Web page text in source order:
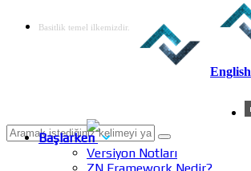
Basitlik temel ilkemizdir.
English
Başlarken
Versiyon Notları